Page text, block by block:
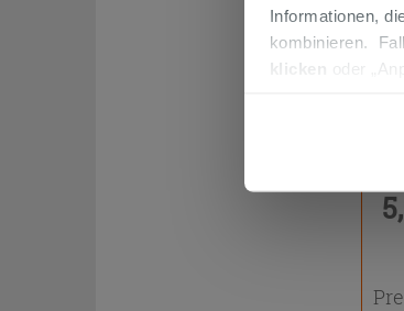
Informationen,
kombinieren.
klicken
oder